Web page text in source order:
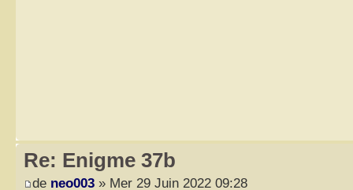
Re: Enigme 37b
de neo003 » Mer 29 Juin 2022 09:28